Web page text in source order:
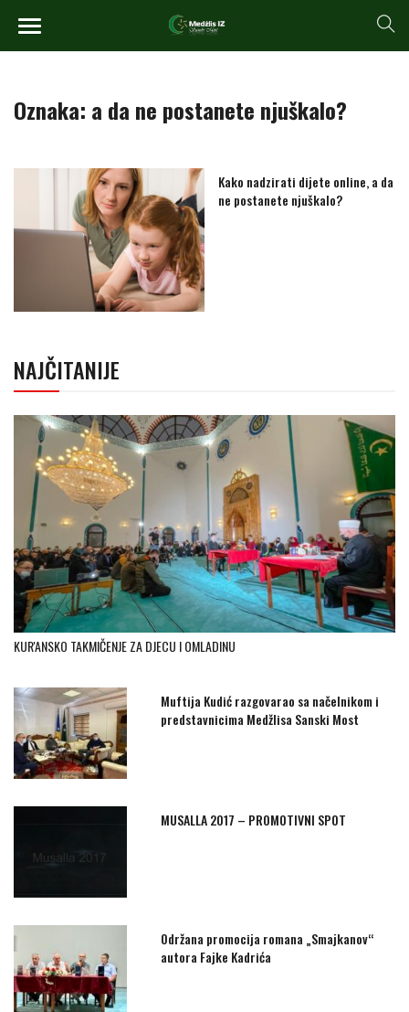
Oznaka: a da ne postanete njuškalo?
Kako nadzirati dijete online, a da
ne postanete njuškalo?
NAJČITANIJE
KUR'ANSKO TAKMIČENJE ZA DJECU I OMLADINU
Muftija Kudić razgovarao sa načelnikom i
predstavnicima Medžlisa Sanski Most
MUSALLA 2017 – PROMOTIVNI SPOT
Održana promocija romana „Smajkanov“
autora Fajke Kadrića